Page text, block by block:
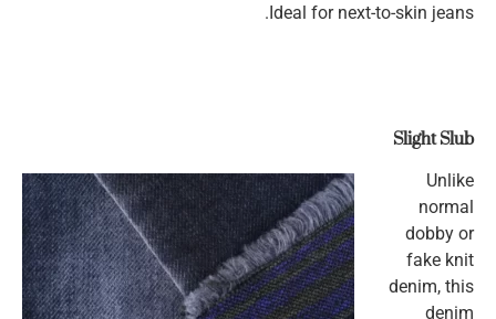
Ideal for next-to-skin jeans.
Slight Slub
Unlike
normal
dobby or
fake knit
denim, this
denim